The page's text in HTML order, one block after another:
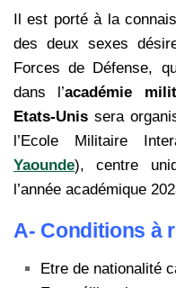
Il est porté à la
des deux sexes
Forces de Défense,
dans l’académie
Etats-Unis sera
l’Ecole Militaire
Yaounde), centre
l’année académique
A- Conditions à
Etre de nationalité